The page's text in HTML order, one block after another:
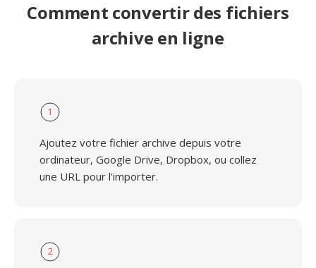
Comment convertir des fichiers
archive en ligne
1
Ajoutez votre fichier archive depuis votre
ordinateur, Google Drive, Dropbox, ou collez
une URL pour l'importer.
2